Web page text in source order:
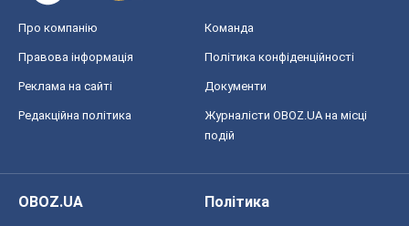
Про компанію Команда
Правова інформація Політика конфіденційності
Реклама на сайті Документи
Редакційна політика
Журналісти OBOZ.UA на місці
подій
OBOZ.UA
Політика